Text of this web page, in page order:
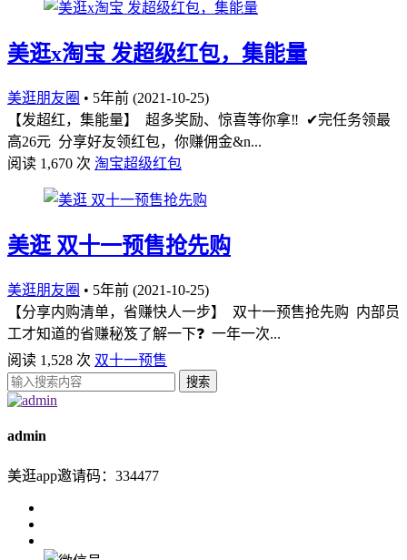
美逛x淘宝 发超级红包，集能量
美逛朋友圈 • 5年前 (2021-10-25)
【发超红，集能量】 超多奖励、惊喜等你拿‼ ✔完任务领最
高26元 分享好友领红包，你赚佣金&n...
阅读 1,670 次 淘宝超级红包
美逛 双十一预售抢先购
美逛朋友圈 • 5年前 (2021-10-25)
【分享内购清单，省赚快人一步】 双十一预售抢先购 内部员
工才知道的省赚秘笈了解一下❓ 一年一次...
阅读 1,528 次 双十一预售
搜索
admin
美逛app邀请码：334477